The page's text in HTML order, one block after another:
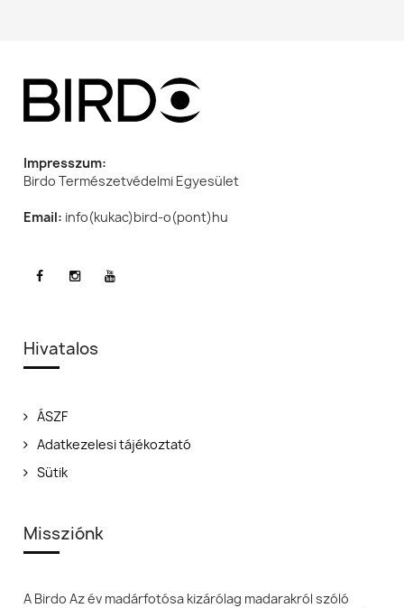
Impresszum:
Birdo Természetvédelmi Egyesület
Email: info(kukac)bird-o(pont)hu
Hivatalos
ÁSZF
Adatkezelesi tájékoztató
Sütik
Missziónk
A Birdo Az év madárfotósa kizárólag madarakról szóló